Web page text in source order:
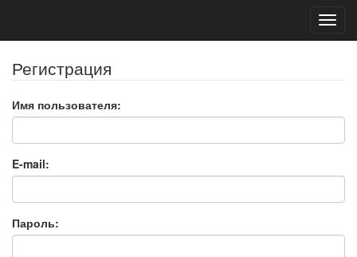
Регистрация
Имя пользователя:
E-mail:
Пароль: